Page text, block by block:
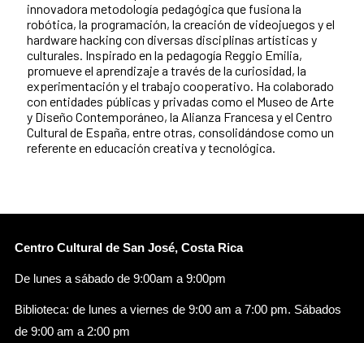
innovadora metodología pedagógica que fusiona la
robótica, la programación, la creación de videojuegos y el
hardware hacking con diversas disciplinas artísticas y
culturales. Inspirado en la pedagogía Reggio Emilia,
promueve el aprendizaje a través de la curiosidad, la
experimentación y el trabajo cooperativo. Ha colaborado
con entidades públicas y privadas como el Museo de Arte
y Diseño Contemporáneo, la Alianza Francesa y el Centro
Cultural de España, entre otras, consolidándose como un
referente en educación creativa y tecnológica.
Centro Cultural de San José, Costa Rica
De lunes a sábado de 9:00am a 9:00pm
Biblioteca: de lunes a viernes de 9:00 am a 7:00 pm. Sábados
de 9:00 am a 2:00 pm